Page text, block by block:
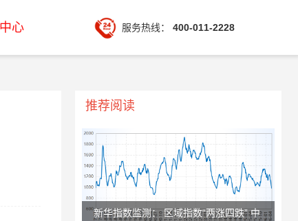
心 服务热线： 400-011-2228
推荐阅读
新华指数监测： 区域指数“两涨四跌” 中